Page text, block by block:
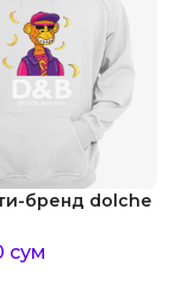
бренд dolche
сум